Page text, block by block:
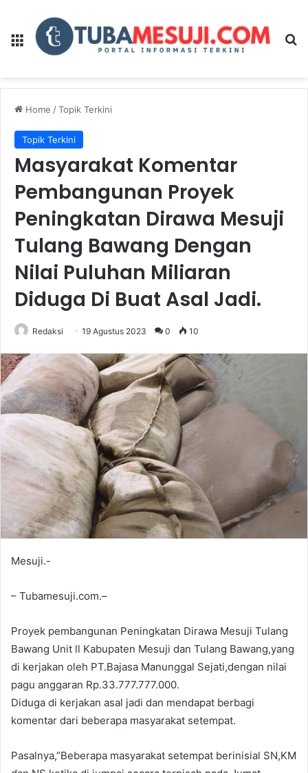
Menu
Home /Topik Terkini
Topik Terkini
Masyarakat Komentar
Pembangunan Proyek
Peningkatan Dirawa Mesuji
Tulang Bawang Dengan
Nilai Puluhan Miliaran
Diduga Di Buat Asal Jadi.
Redaksi 19 Agustus 2023 0 10
Mesuji.-
– Tubamesuji.com.–
Proyek pembangunan Peningkatan Dirawa Mesuji Tulang
Bawang Unit ll Kabupaten Mesuji dan Tulang Bawang,yang
di kerjakan oleh PT.Bajasa Manunggal Sejati,dengan nilai
pagu anggaran Rp.33.777.777.000.
Diduga di kerjakan asal jadi dan mendapat berbagi
komentar dari beberapa masyarakat setempat.
Pasalnya,”Beberapa masyarakat setempat berinisial SN,KM